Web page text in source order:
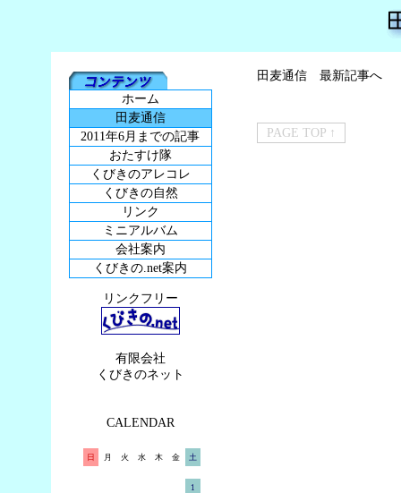
ホーム
田麦通信
2011年6月までの記事
おたすけ隊
くびきのアレコレ
くびきの自然
リンク
ミニアルバム
会社案内
くびきの.net案内
リンクフリー
有限会社
くびきのネット
CALENDAR
日 月 火 水 木 金 土
1
田麦通信 最新記事へ
PAGE TOP ↑